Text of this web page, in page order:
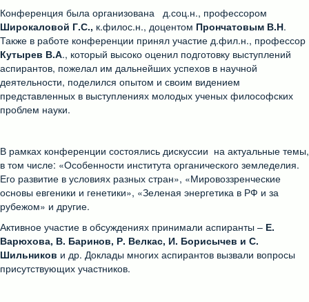
Конференция была организована д.соц.н., профессором
Широкаловой Г.С., к.филос.н., доцентом Прончатовым В.Н.
Также в работе конференции принял участие д.фил.н., профессор
Кутырев В.А., который высоко оценил подготовку выступлений
аспирантов, пожелал им дальнейших успехов в научной
деятельности, поделился опытом и своим видением
представленных в выступлениях молодых ученых философских
проблем науки.
В рамках конференции состоялись дискуссии на актуальные темы,
в том числе: «Особенности института органического земледелия.
Его развитие в условиях разных стран», «Мировоззренческие
основы евгеники и генетики», «Зеленая энергетика в РФ и за
рубежом» и другие.
Активное участие в обсуждениях принимали аспиранты – Е.
Варюхова, В. Баринов, Р. Велкас, И. Борисычев и С.
Шильников и др. Доклады многих аспирантов вызвали вопросы
присутствующих участников.